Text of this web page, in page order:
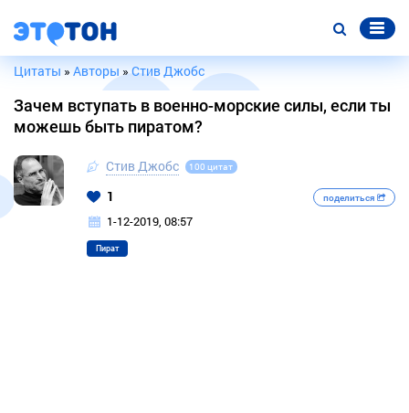
Цитаты » Авторы »Стив Джобс
Зачем вступать в военно-морские силы, если ты
можешь быть пиратом?
Стив Джобс 100 цитат
1 поделиться
1-12-2019, 08:57
Пират